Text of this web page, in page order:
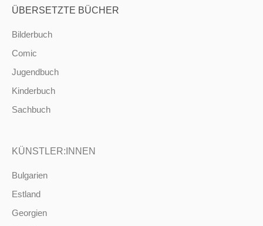
ÜBERSETZTE BÜCHER
Bilderbuch
Comic
Jugendbuch
Kinderbuch
Sachbuch
KÜNSTLER:INNEN
Bulgarien
Estland
Georgien